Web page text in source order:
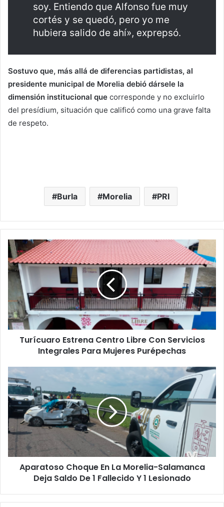
soy. Entiendo que Alfonso fue muy
cortés y se quedó, pero yo me
hubiera salido de ahí», exprepsó.
Sostuvo que, más allá de diferencias partidistas, al
presidente municipal de Morelia debió dársele la
dimensión institucional que corresponde y no excluirlo
del presídium, situación que calificó como una grave falta
de respeto.
Burla Morelia PRI
Turícuaro
Estrena
Centro
Libre
Servicios
Integrales
Para
Mujeres
Purépechas
Turícuaro Estrena Centro Libre Con Servicios
Integrales Para Mujeres Purépechas
Aparatoso
Choque
En
La
Morelia-
Salamanca
Deja
Saldo
De
Fallecido
Aparatoso Choque En La Morelia-Salamanca
Deja Saldo De 1 Fallecido Y 1 Lesionado